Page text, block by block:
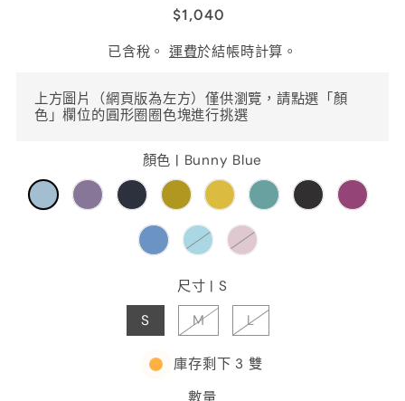
$1,040
已含稅。 運費於結帳時計算。
上方圖片（網頁版為左方）僅供瀏覽，請點選「顏
色」欄位的圓形圈圈色塊進行挑選
顏色 | Bunny Blue
尺寸 |S
S
M L
庫存剩下 3 雙